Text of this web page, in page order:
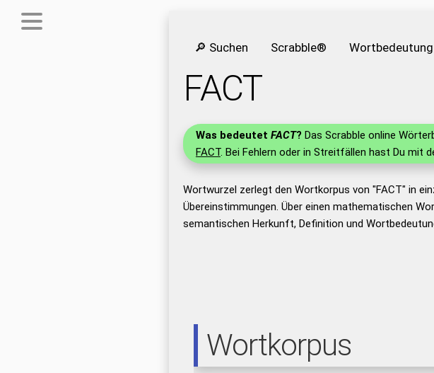
🔎 Suchen Scrabble® Wortbedeutung
FACT
Was bedeutet FACT? Das Scrabble online
FACT. Bei Fehlern oder in Streitfällen hast Du mit
Wortwurzel zerlegt den Wortkorpus von "FACT" in
Übereinstimmungen. Über einen mathematischen
semantischen Herkunft, Definition und
Wortkorpus